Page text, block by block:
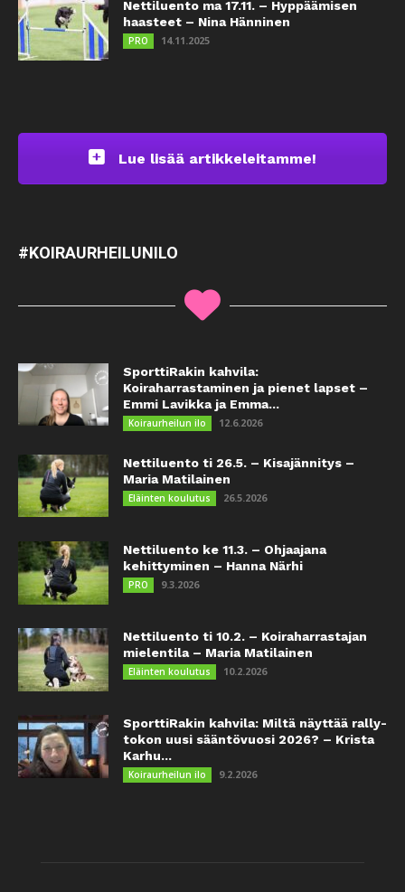
Nettiluento ma 17.11. – Hyppäämisen
haasteet – Nina Hänninen
PRO 14.11.2025
Lue lisää artikkeleitamme!
#KOIRAURHEILUNILO
SporttiRakin kahvila:
Koiraharrastaminen ja pienet lapset –
Emmi Lavikka ja Emma...
Koiraurheilun ilo 12.6.2026
Nettiluento ti 26.5. – Kisajännitys –
Maria Matilainen
Eläinten koulutus 26.5.2026
Nettiluento ke 11.3. – Ohjaajana
kehittyminen – Hanna Närhi
PRO 9.3.2026
Nettiluento ti 10.2. – Koiraharrastajan
mielentila – Maria Matilainen
Eläinten koulutus 10.2.2026
SporttiRakin kahvila: Miltä näyttää rally-
tokon uusi sääntövuosi 2026? – Krista
Karhu...
Koiraurheilun ilo 9.2.2026